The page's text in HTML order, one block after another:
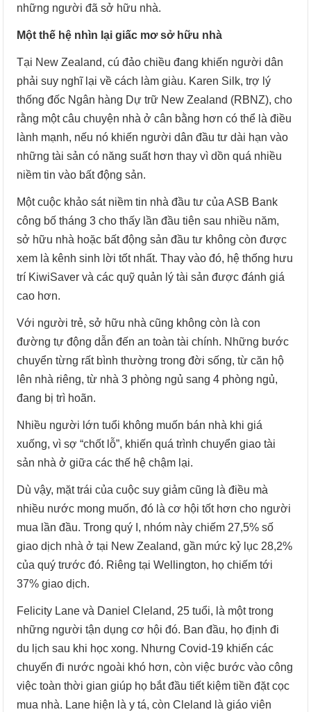
những người đã sở hữu nhà.
Một thế hệ nhìn lại giấc mơ sở hữu nhà
Tại New Zealand, cú đảo chiều đang khiến người dân
phải suy nghĩ lại về cách làm giàu. Karen Silk, trợ lý
thống đốc Ngân hàng Dự trữ New Zealand (RBNZ), cho
rằng một câu chuyện nhà ở cân bằng hơn có thể là điều
lành mạnh, nếu nó khiến người dân đầu tư dài hạn vào
những tài sản có năng suất hơn thay vì dồn quá nhiều
niềm tin vào bất động sản.
Một cuộc khảo sát niềm tin nhà đầu tư của ASB Bank
công bố tháng 3 cho thấy lần đầu tiên sau nhiều năm,
sở hữu nhà hoặc bất động sản đầu tư không còn được
xem là kênh sinh lời tốt nhất. Thay vào đó, hệ thống hưu
trí KiwiSaver và các quỹ quản lý tài sản được đánh giá
cao hơn.
Với người trẻ, sở hữu nhà cũng không còn là con
đường tự động dẫn đến an toàn tài chính. Những bước
chuyển từng rất bình thường trong đời sống, từ căn hộ
lên nhà riêng, từ nhà 3 phòng ngủ sang 4 phòng ngủ,
đang bị trì hoãn.
Nhiều người lớn tuổi không muốn bán nhà khi giá
xuống, vì sợ “chốt lỗ”, khiến quá trình chuyển giao tài
sản nhà ở giữa các thế hệ chậm lại.
Dù vậy, mặt trái của cuộc suy giảm cũng là điều mà
nhiều nước mong muốn, đó là cơ hội tốt hơn cho người
mua lần đầu. Trong quý I, nhóm này chiếm 27,5% số
giao dịch nhà ở tại New Zealand, gần mức kỷ lục 28,2%
của quý trước đó. Riêng tại Wellington, họ chiếm tới
37% giao dịch.
Felicity Lane và Daniel Cleland, 25 tuổi, là một trong
những người tận dụng cơ hội đó. Ban đầu, họ định đi
du lịch sau khi học xong. Nhưng Covid-19 khiến các
chuyến đi nước ngoài khó hơn, còn việc bước vào công
việc toàn thời gian giúp họ bắt đầu tiết kiệm tiền đặt cọc
mua nhà. Lane hiện là y tá, còn Cleland là giáo viên